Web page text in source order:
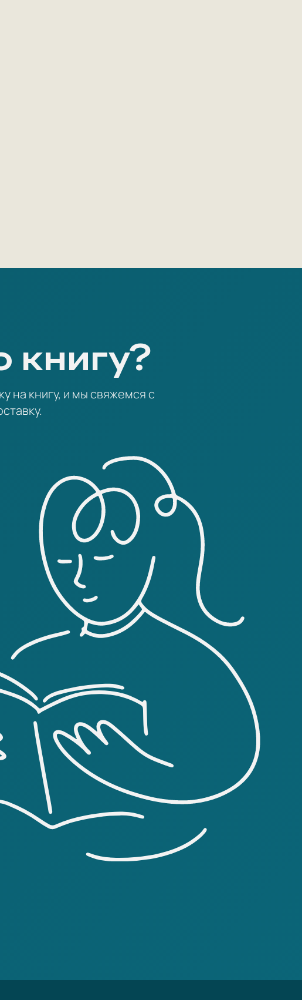
на книгу, и мы свяжемся с